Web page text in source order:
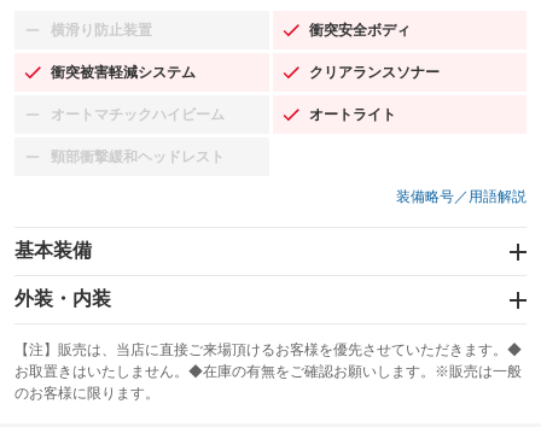
横滑り防止装置
：装備なし 衝突安全ボディ
：装備あり
衝突被害軽減システム
：装備あり クリアランスソナー
：装備あり
オートマチックハイビーム
：装備なし オートライト
：装備あり
頸部衝撃緩和ヘッドレスト
：装備なし
装備略号／用語解説
基本装備
エアバッグ：運転席/助手席/サイド
：装備あり
：装備なし
サンルーフ
：装備なし ABS
外装・内装
カーナビ：HDDナビ
：装備あり
TV
：装備なし
【注】販売は、当店に直接ご来場頂けるお客様を優先させていただきます。◆
お取置きはいたしません。◆在庫の有無をご確認お願いします。※販売は一般
のお客様に限ります。